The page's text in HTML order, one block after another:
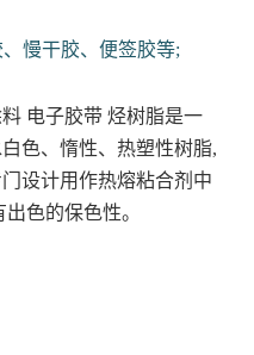
慢干胶、便签胶等;
电子胶带 烃树脂是一
色、惰性、热塑性树脂,
设计用作热熔粘合剂中
色的保色性。